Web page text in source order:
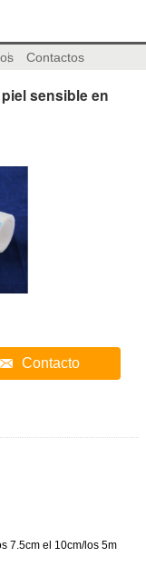
Contactos
sensible en
Contacto
7.5cm el 10cm/los 5m